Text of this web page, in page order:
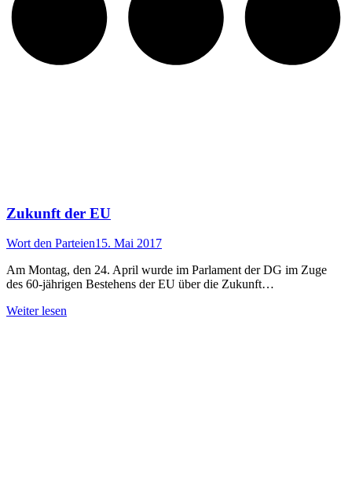
Zukunft der EU
Wort den Parteien15. Mai 2017
Am Montag, den 24. April wurde im Parlament der DG im Zuge
des 60-jährigen Bestehens der EU über die Zukunft…
Weiter lesen